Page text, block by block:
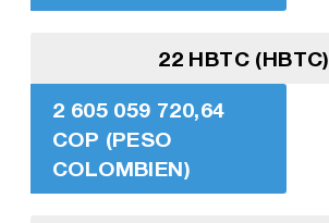
22 HBTC (HBTC)
2 605 059 720,64
COP (PESO
COLOMBIEN)